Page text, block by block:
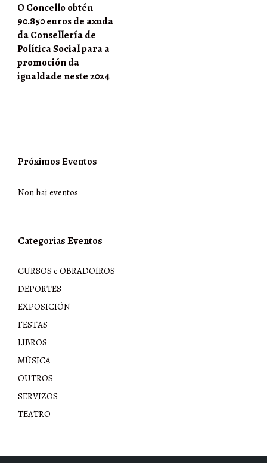
O Concello obtén
90.850 euros de axuda
da Consellería de
Política Social para a
promoción da
igualdade neste 2024
Próximos Eventos
Non hai eventos
Categorias Eventos
CURSOS e OBRADOIROS
DEPORTES
EXPOSICIÓN
FESTAS
LIBROS
MÚSICA
OUTROS
SERVIZOS
TEATRO